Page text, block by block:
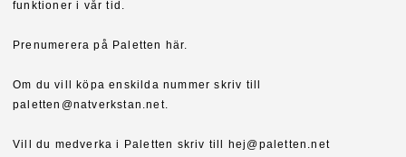
funktioner i vår tid.
Prenumerera på Paletten här.
Om du vill köpa enskilda nummer skriv till
paletten@natverkstan.net.
Vill du medverka i Paletten skriv till hej@paletten.net